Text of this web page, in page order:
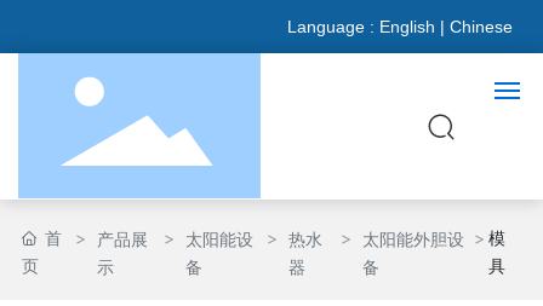
Language : English | Chinese
网站首页
首
页
产品展
示
太阳能设
备
热水
器
太阳能外胆设
备
模
具